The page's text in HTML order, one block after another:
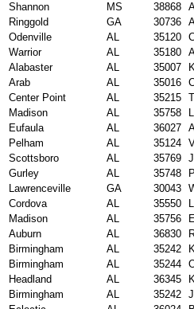
Shannon
MS 38868
Ringgold
GA 30736
Odenville
AL 35120
Warrior
AL 35180
Alabaster
AL 35007
Arab
AL 35016
Center Point
AL 35215
Madison
AL 35758
Eufaula
AL 36027
Pelham
AL 35124
Scottsboro
AL 35769
Gurley
AL 35748
Lawrenceville
GA 30043
Cordova
AL 35550
Madison
AL 35756
Auburn
AL 36830
Birmingham
AL 35242
Birmingham
AL 35244
Headland
AL 36345
Birmingham
AL 35242